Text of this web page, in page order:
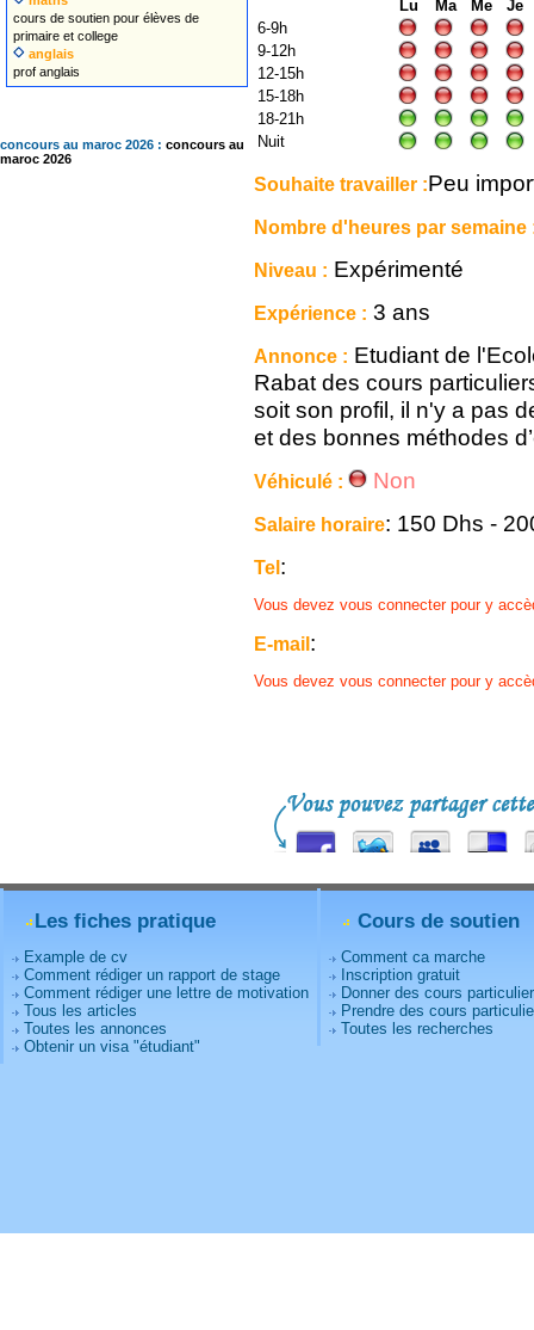
cours de soutien pour élèves de
primaire et college
anglais
prof anglais
concours au maroc 2026 : concours au
maroc 2026
Lu Ma Me
Je
6-9h
9-12h
12-15h
15-18h
18-21h
Nuit
Souhaite travailler :Peu
Nombre d'heures par semaine
Niveau : Expérimenté
Expérience : 3 ans
Annonce : Etudiant de
Rabat des cours
soit son profil, il n'y a pas
et des bonnes méthodes
Véhiculé : Non
Salaire horaire: 150 Dhs -
Tel:
Vous devez vous connecter pour y
E-mail:
Vous devez vous connecter pour y
Les fiches pratique
Example de cv
Comment rédiger un rapport de stage
Comment rédiger une lettre de motivation
Tous les articles
Toutes les annonces
Obtenir un visa "étudiant"
Cours de soutien
Comment ca marche
Inscription gratuit
Donner des cours
Prendre des cours
Toutes les recherches